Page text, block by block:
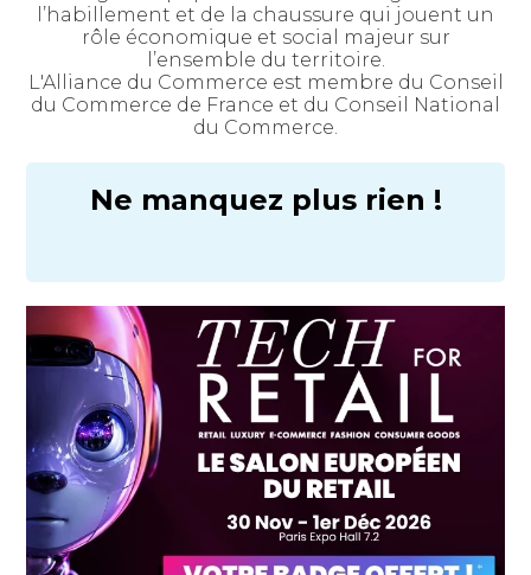
l’habillement et de la chaussure qui jouent un
rôle économique et social majeur sur
l’ensemble du territoire.
L'Alliance du Commerce est membre du Conseil
du Commerce de France et du Conseil National
du Commerce.
Ne manquez plus rien !